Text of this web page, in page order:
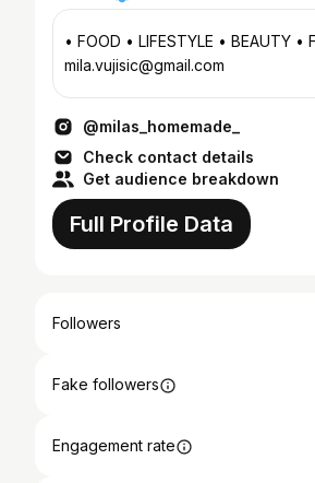
• FOOD • LIFESTYLE • BEAUTY •
mila.vujisic@gmail.com
@milas_homemade_
Check contact details
Get audience breakdown
Full Profile Data
Followers
Fake followers
Engagement rate